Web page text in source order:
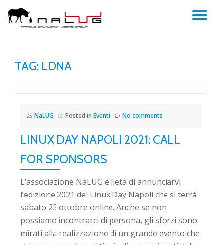
Skip
TAG: LDNA
NaLUG Posted in Eventi No comments
LINUX DAY NAPOLI 2021: CALL
FOR SPONSORS
L’associazione NaLUG è lieta di annunciarvi
l’edizione 2021 del Linux Day Napoli che si terrà
sabato 23 ottobre online. Anche se non
possiamo incontrarci di persona, gli sforzi sono
mirati alla realizzazione di un grande evento che